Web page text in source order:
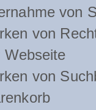
von
von
Webseite
von